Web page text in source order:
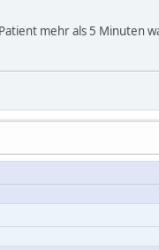
mehr als 5 Minuten